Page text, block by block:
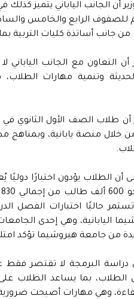
أن الجانب الياباني يتميز
للصفوف الرابع والخامس
جانب أساتذة كليات التربية
أن التعاون مع الجانب الياباني
وتنمية مهارات
أن طلاب الصف الأول الثانوي
خلال منصة يابانية، وبمناهج
تستمر حاليًا اختبارات الفصل
اليابانية، وهي إحدى
من جامعة هيروشيما تؤكد
دراسة البرمجة لا تقتصر فقط
بما يساعد الطلاب على
وهي مهارات أصبحت